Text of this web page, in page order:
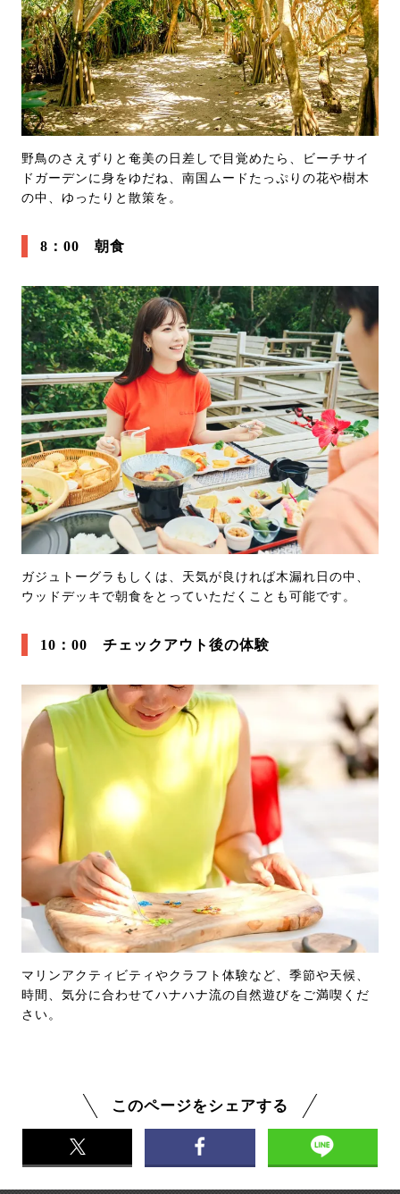
野鳥のさえずりと奄美の日差しで目覚めたら、ビーチサイ
ドガーデンに身をゆだね、南国ムードたっぷりの花や樹木
の中、ゆったりと散策を。
8：00 朝食
ガジュトーグラもしくは、天気が良ければ木漏れ日の中、
ウッドデッキで朝食をとっていただくことも可能です。
10：00 チェックアウト後の体験
マリンアクティビティやクラフト体験など、季節や天候、
時間、気分に合わせてハナハナ流の自然遊びをご満喫くだ
さい。
このページをシェアする